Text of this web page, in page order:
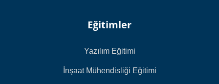
Eğitimler
Yazılım Eğitimi
İnşaat Mühendisliği Eğitimi